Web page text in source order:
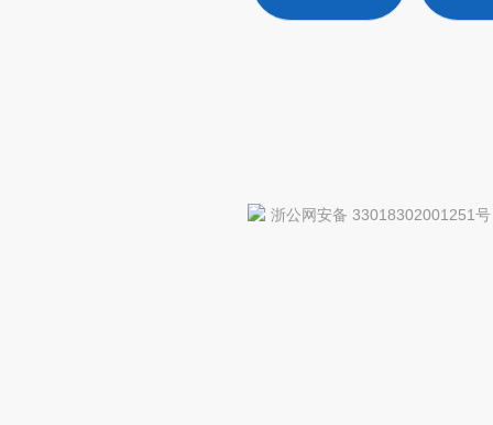
浙公网安备 33018302001251号